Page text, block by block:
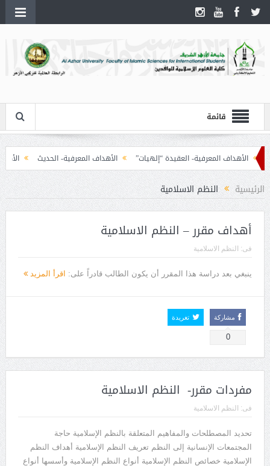
قائمة
الأهداف المعرفية- العقيدة “إلهيات” الأهداف المعرفية- الحديث الأهداف
الرئيسية النظم الاسلامية
أهداف مقرر – النظم الاسلامية
فى: النظم الاسلامية
ينبغي بعد دراسة هذا المقرر أن يكون الطالب قادراً على: اقرأ المزيد
مشاركة
0
تغريدة
مفردات مقرر- النظم الاسلامية
فى: النظم الاسلامية
تحديد المصطلحات والمفاهيم المتعلقة بالنظم الإسلامية حاجة
المجتمعات الإنسانية إلى النظم تعريف النظم الإسلامية أهداف النظم
الإسلامية خصائص النظم الإسلامية أنواع النظم الإسلامية وأسسها أنواع